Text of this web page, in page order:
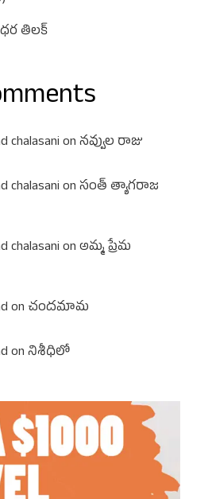
తిలక్
chalasani on నవ్వుల రాజు
chalasani on సంత్ త్యాగరాజ
chalasani on అమ్మ ప్రేమ
on చందమామ
on నిశీధిలో